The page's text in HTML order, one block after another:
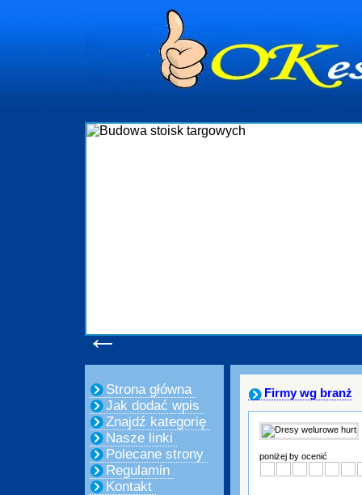
←
Strona główna
Jak dodać wpis
Znajdź kategorię
Nasze linki
Polecane strony
Regulamin
Kontakt
Firmy wg branż
poniżej by ocenić